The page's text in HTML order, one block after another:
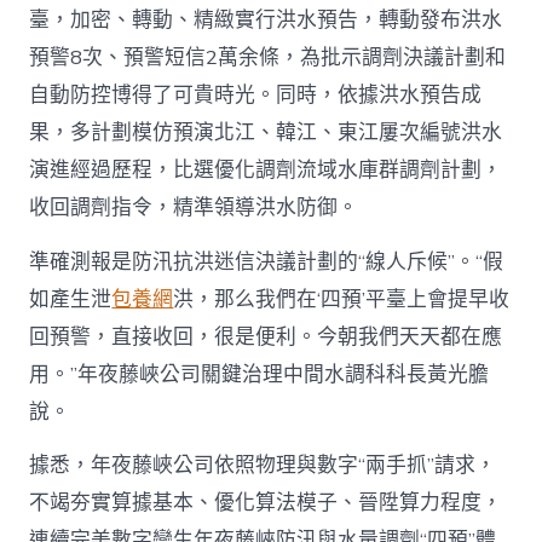
臺，加密、轉動、精緻實行洪水預告，轉動發布洪水
預警8次、預警短信2萬余條，為批示調劑決議計劃和
自動防控博得了可貴時光。同時，依據洪水預告成
果，多計劃模仿預演北江、韓江、東江屢次編號洪水
演進經過歷程，比選優化調劑流域水庫群調劑計劃，
收回調劑指令，精準領導洪水防御。
準確測報是防汛抗洪迷信決議計劃的“線人斥候”。“假
如產生泄包養網洪，那么我們在‘四預’平臺上會提早收
回預警，直接收回，很是便利。今朝我們天天都在應
用。”年夜藤峽公司關鍵治理中間水調科科長黃光膽
說。
據悉，年夜藤峽公司依照物理與數字“兩手抓”請求，
不竭夯實算據基本、優化算法模子、晉陞算力程度，